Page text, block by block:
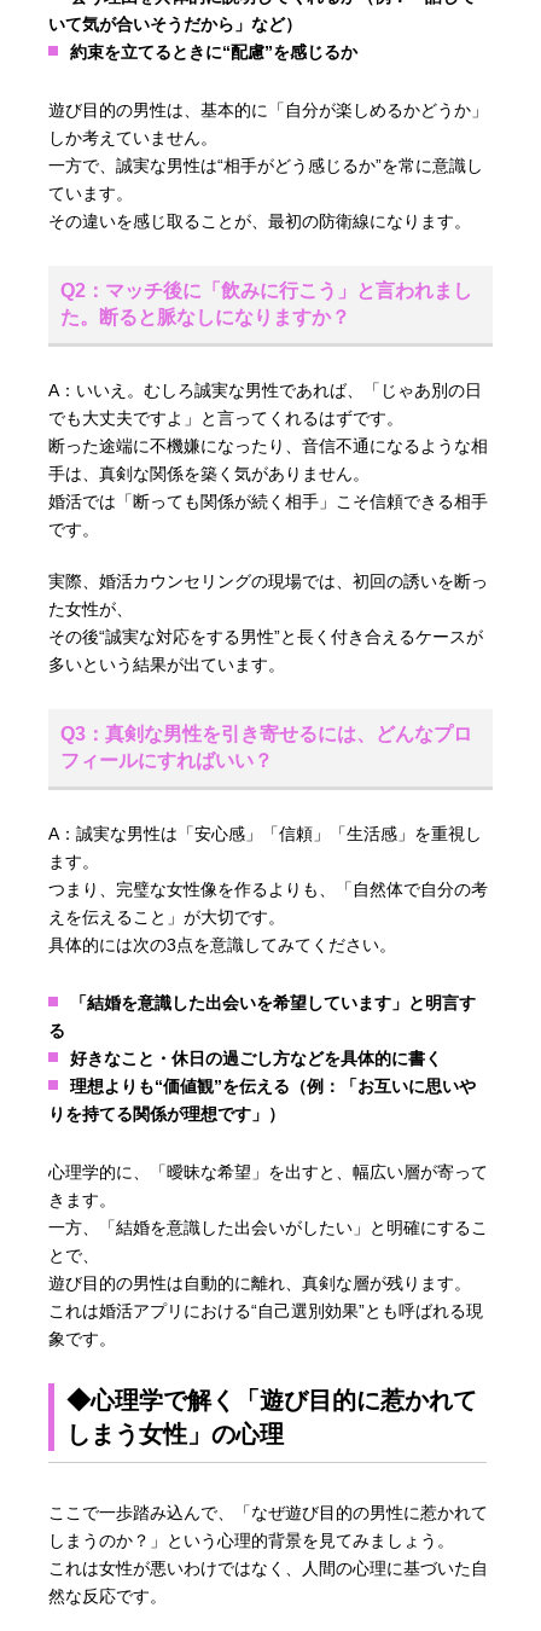
いて気が合いそうだから」など）
約束を立てるときに“配慮”を感じるか
遊び目的の男性は、基本的に「自分が楽しめるかどうか」
しか考えていません。
一方で、誠実な男性は“相手がどう感じるか”を常に意識し
ています。
その違いを感じ取ることが、最初の防衛線になります。
Q2：マッチ後に「飲みに行こう」と言われまし
た。断ると脈なしになりますか？
A：いいえ。むしろ誠実な男性であれば、「じゃあ別の日
でも大丈夫ですよ」と言ってくれるはずです。
断った途端に不機嫌になったり、音信不通になるような相
手は、真剣な関係を築く気がありません。
婚活では「断っても関係が続く相手」こそ信頼できる相手
です。
実際、婚活カウンセリングの現場では、初回の誘いを断っ
た女性が、
その後“誠実な対応をする男性”と長く付き合えるケースが
多いという結果が出ています。
Q3：真剣な男性を引き寄せるには、どんなプロ
フィールにすればいい？
A：誠実な男性は「安心感」「信頼」「生活感」を重視し
ます。
つまり、完璧な女性像を作るよりも、「自然体で自分の考
えを伝えること」が大切です。
具体的には次の3点を意識してみてください。
「結婚を意識した出会いを希望しています」と明言す
る
好きなこと・休日の過ごし方などを具体的に書く
理想よりも“価値観”を伝える（例：「お互いに思いや
りを持てる関係が理想です」）
心理学的に、「曖昧な希望」を出すと、幅広い層が寄って
きます。
一方、「結婚を意識した出会いがしたい」と明確にするこ
とで、
遊び目的の男性は自動的に離れ、真剣な層が残ります。
これは婚活アプリにおける“自己選別効果”とも呼ばれる現
象です。
◆心理学で解く「遊び目的に惹かれて
しまう女性」の心理
ここで一歩踏み込んで、「なぜ遊び目的の男性に惹かれて
しまうのか？」という心理的背景を見てみましょう。
これは女性が悪いわけではなく、人間の心理に基づいた自
然な反応です。